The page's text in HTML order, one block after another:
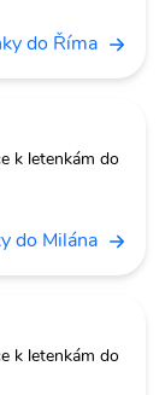
do Říma
k letenkám do
do Milána
k letenkám do